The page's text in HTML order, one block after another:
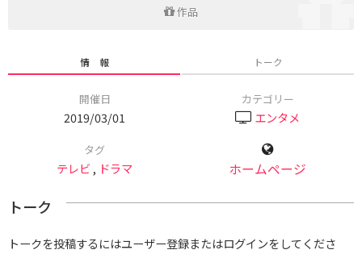
作品
情 報 トーク
開催日
2019/03/01
カテゴリー
エンタメ
タグ
テレビ , ドラマ ホームページ
トーク
トークを投稿するにはユーザー登録またはログインをしてくださ